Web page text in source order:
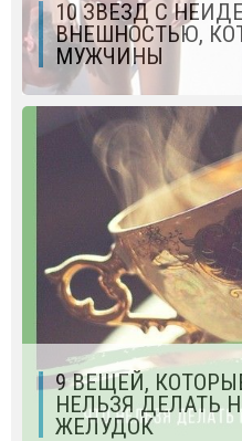
10 ЗВЕЗД С
ВНЕШНОСТЬЮ,
МУЖЧИНЫ
9 ВЕЩЕЙ,
НЕЛЬЗЯ ДЕЛАТЬ
ЖЕЛУДОК